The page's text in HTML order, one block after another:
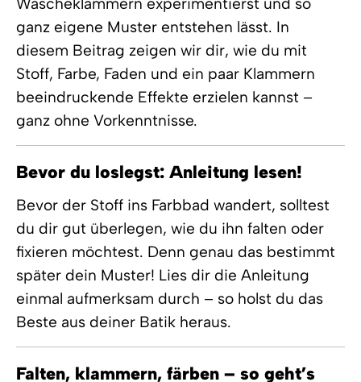
ganz eigene Muster entstehen lässt. In
diesem Beitrag zeigen wir dir, wie du mit
Stoff, Farbe, Faden und ein paar Klammern
beeindruckende Effekte erzielen kannst –
ganz ohne Vorkenntnisse.
Bevor du loslegst: Anleitung lesen!
Bevor der Stoff ins Farbbad wandert, solltest
du dir gut überlegen, wie du ihn falten oder
fixieren möchtest. Denn genau das bestimmt
später dein Muster! Lies dir die Anleitung
einmal aufmerksam durch – so holst du das
Beste aus deiner Batik heraus.
Falten, klammern, färben – so geht’s